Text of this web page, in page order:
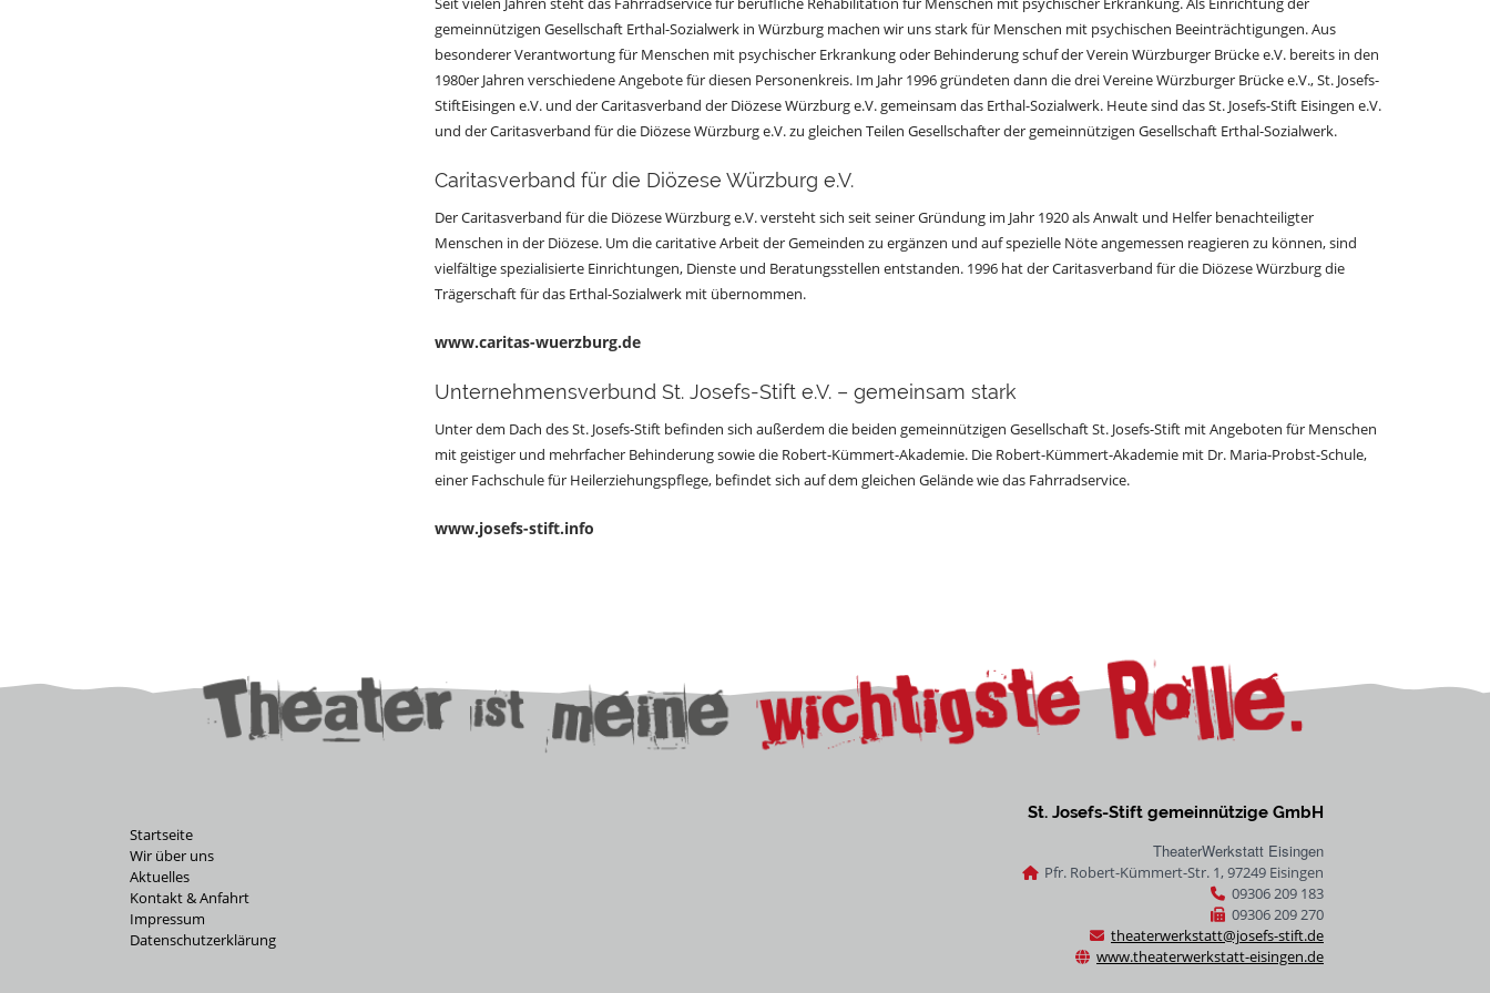
gemeinnützigen Gesellschaft Erthal-Sozialwerk in Würzburg machen wir uns stark für Menschen mit psychischen Beeinträchtigungen. Aus
besonderer Verantwortung für Menschen mit psychischer Erkrankung oder Behinderung schuf der Verein Würzburger Brücke e.V. bereits in den
1980er Jahren verschiedene Angebote für diesen Personenkreis. Im Jahr 1996 gründeten dann die drei Vereine Würzburger Brücke e.V., St. Josefs-
StiftEisingen e.V. und der Caritasverband der Diözese Würzburg e.V. gemeinsam das Erthal-Sozialwerk. Heute sind das St. Josefs-Stift Eisingen e.V.
und der Caritasverband für die Diözese Würzburg e.V. zu gleichen Teilen Gesellschafter der gemeinnützigen Gesellschaft Erthal-Sozialwerk.
Caritasverband für die Diözese Würzburg e.V.
Der Caritasverband für die Diözese Würzburg e.V. versteht sich seit seiner Gründung im Jahr 1920 als Anwalt und Helfer benachteiligter
Menschen in der Diözese. Um die caritative Arbeit der Gemeinden zu ergänzen und auf spezielle Nöte angemessen reagieren zu können, sind
vielfältige spezialisierte Einrichtungen, Dienste und Beratungsstellen entstanden. 1996 hat der Caritasverband für die Diözese Würzburg die
Trägerschaft für das Erthal-Sozialwerk mit übernommen.
www.caritas-wuerzburg.de
Unternehmensverbund St. Josefs-Stift e.V. – gemeinsam stark
Unter dem Dach des St. Josefs-Stift befinden sich außerdem die beiden gemeinnützigen Gesellschaft St. Josefs-Stift mit Angeboten für Menschen
mit geistiger und mehrfacher Behinderung sowie die Robert-Kümmert-Akademie. Die Robert-Kümmert-Akademie mit Dr. Maria-Probst-Schule,
einer Fachschule für Heilerziehungspflege, befindet sich auf dem gleichen Gelände wie das Fahrradservice.
www.josefs-stift.info
Startseite
Wir über uns
Aktuelles
Kontakt & Anfahrt
Impressum
Datenschutzerklärung
St. Josefs-Stift gemeinnützige GmbH
TheaterWerkstatt Eisingen
Pfr. Robert-Kümmert-Str. 1,97249 Eisingen
09306 209 183
09306 209 270
theaterwerkstatt@josefs-stift.de
www.theaterwerkstatt-eisingen.de